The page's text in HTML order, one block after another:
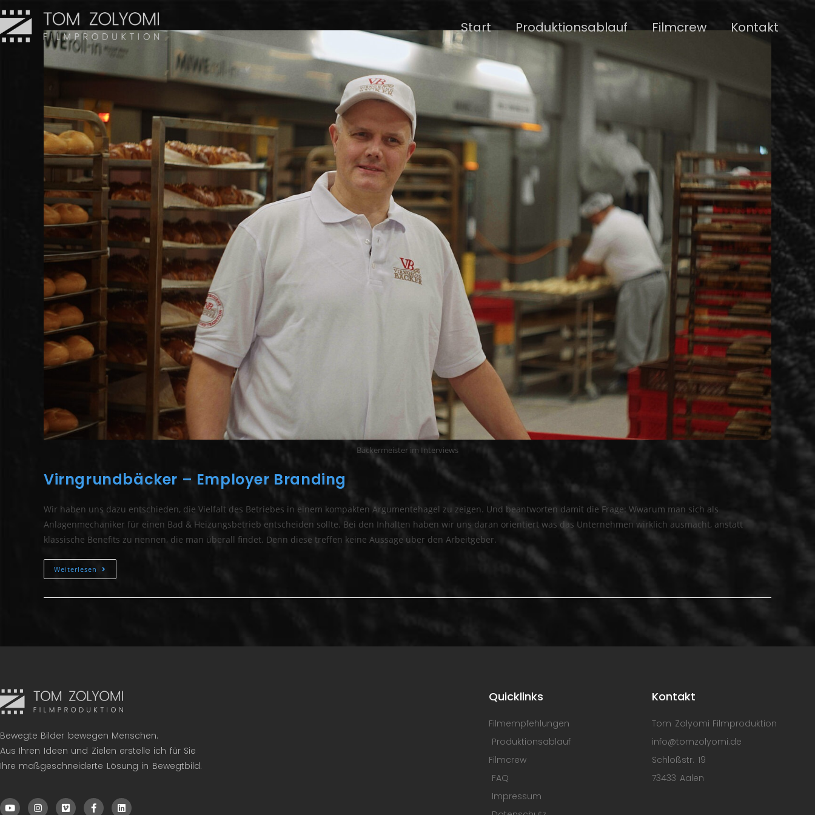
Start Produktionsablauf Filmcrew Kontakt
Bäckermeister im Interviews
Virngrundbäcker – Employer Branding
Wir haben uns dazu entschieden, die Vielfalt des Betriebes in einem kompakten Argumentehagel zu zeigen. Und beantworten damit die Frage: Wwarum man sich als
Anlagenmechaniker für einen Bad & Heizungsbetrieb entscheiden sollte. Bei den Inhalten haben wir uns daran orientiert was das Unternehmen wirklich ausmacht, anstatt
klassische Benefits zu nennen, die man überall findet. Denn diese treffen keine Aussage über den Arbeitgeber.
Weiterlesen
Bewegte Bilder bewegen Menschen.
Aus Ihren Ideen und Zielen erstelle ich für Sie
Ihre maßgeschneiderte Lösung in Bewegtbild.
Quicklinks
Filmempfehlungen
Produktionsablauf
Filmcrew
FAQ
Impressum
Kontakt
Tom Zolyomi Filmproduktion
info@tomzolyomi.de
Schloßstr. 19
73433 Aalen